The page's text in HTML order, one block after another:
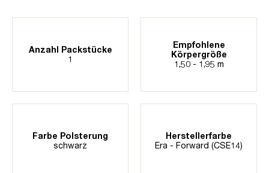
Anzahl Packstücke
1
Empfohlene
Körpergröße
1,50 - 1,95 m
Farbe Polsterung
schwarz
Herstellerfarbe
Era - Forward (CSE14)